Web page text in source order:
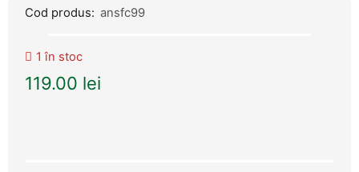
Cod produs: ansfc99
1 în stoc
119.00 lei